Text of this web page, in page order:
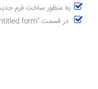
به منظور ساخت فرم
در قسمت "Untitled form" یا "فرم بدون عنوان"، نام